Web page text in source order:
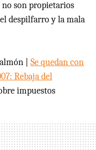
no son propietarios
despilfarro y la mala
| Se quedan con
Rebaja del
impuestos